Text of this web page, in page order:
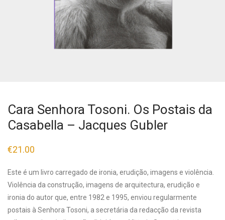
Cara Senhora Tosoni. Os Postais da
Casabella – Jacques Gubler
€21.00
Este é um livro carregado de ironia, erudição, imagens e violência.
Violência da construção, imagens de arquitectura, erudição e
ironia do autor que, entre 1982 e 1995, enviou regularmente
postais à Senhora Tosoni, a secretária da redacção da revista